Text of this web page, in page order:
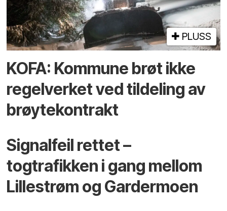
PLUSS
KOFA: Kommune brøt ikke
regelverket ved tildeling av
brøytekontrakt
Signalfeil rettet –
togtrafikken i gang mellom
Lillestrøm og Gardermoen